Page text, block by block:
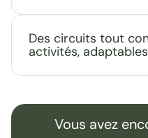
Des circuits tout
activités,
Vous avez